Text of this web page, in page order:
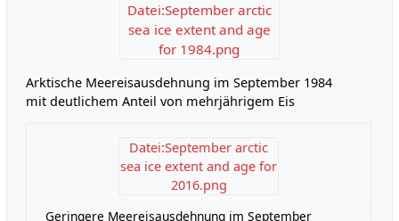
Datei:September arctic
sea ice extent and age
for 1984.png
Arktische Meereisausdehnung im September 1984
mit deutlichem Anteil von mehrjährigem Eis
Datei:September arctic
sea ice extent and age for
2016.png
Geringere Meereisausdehnung im September